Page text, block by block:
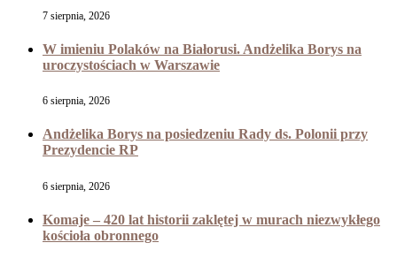
7 sierpnia, 2026
W imieniu Polaków na Białorusi. Andżelika Borys na
uroczystościach w Warszawie
6 sierpnia, 2026
Andżelika Borys na posiedzeniu Rady ds. Polonii przy
Prezydencie RP
6 sierpnia, 2026
Komaje – 420 lat historii zaklętej w murach niezwykłego
kościoła obronnego